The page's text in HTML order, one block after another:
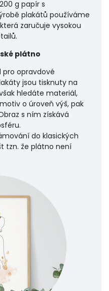
g papír s
plakátů používáme
zaručuje vysokou
plátno
pro opravdové
jsou tisknuty na
hledáte materiál,
o úroveň výš, pak
s ním získává
do klasických
tzn. že plátno není